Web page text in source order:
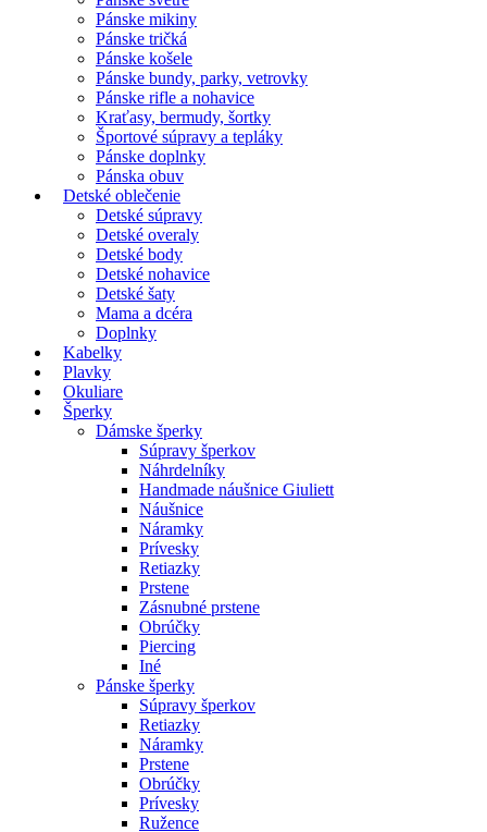
Pánske mikiny
Pánske tričká
Pánske košele
Pánske bundy, parky, vetrovky
Pánske rifle a nohavice
Kraťasy, bermudy, šortky
Športové súpravy a tepláky
Pánske doplnky
Pánska obuv
Detské oblečenie
Detské súpravy
Detské overaly
Detské body
Detské nohavice
Detské šaty
Mama a dcéra
Doplnky
Kabelky
Plavky
Okuliare
Šperky
Dámske šperky
Súpravy šperkov
Náhrdelníky
Handmade náušnice Giuliett
Náušnice
Náramky
Prívesky
Retiazky
Prstene
Zásnubné prstene
Obrúčky
Piercing
Iné
Pánske šperky
Súpravy šperkov
Retiazky
Náramky
Prstene
Obrúčky
Prívesky
Ružence